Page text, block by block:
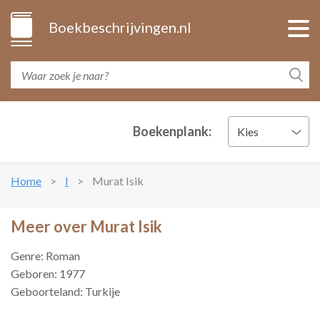
Boekbeschrijvingen.nl
Boekenplank: Kies
Home I Murat Isik
Meer over Murat Isik
Genre: Roman
Geboren: 1977
Geboorteland: Turkije